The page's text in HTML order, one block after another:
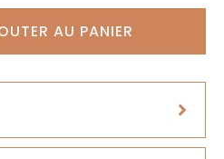
AU PANIER